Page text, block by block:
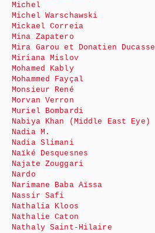
Michel
Michel Warschawski
Mickael Correia
Mina Zapatero
Mira Garou et Donatien Ducasse
Miriana Mislov
Mohamed Kably
Mohammed Fayçal
Monsieur René
Morvan Verron
Muriel Bombardi
Nabiya Khan (Middle East Eye)
Nadia M.
Nadia Slimani
Naïké Desquesnes
Najate Zouggari
Nardo
Narimane Baba Aïssa
Nassir Safi
Nathalia Kloos
Nathalie Caton
Nathaly Saint-Hilaire